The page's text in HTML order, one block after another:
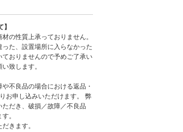
の性質上承っておりません。
た、設置場所に入らなかった
おりませんので予めご了承い
致します。
不良品の場合における返品・
お申し込みいただけます。 弊
だき、破損／故障／不良品
。
きます。